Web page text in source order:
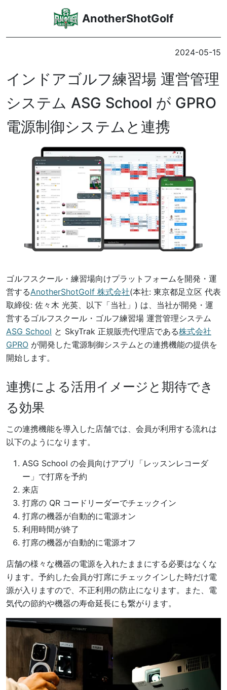
AnotherShotGolf
2024-05-15
インドアゴルフ練習場 運営管理
システム ASG School が GPRO
電源制御システムと連携
ゴルフスクール・練習場向けプラットフォームを開発・運
営するAnotherShotGolf 株式会社(本社: 東京都足立区 代表
取締役: 佐々木 光英、以下「当社」) は、当社が開発・運
営するゴルフスクール・ゴルフ練習場 運営管理システム
ASG School と SkyTrak 正規販売代理店である株式会社
GPRO が開発した電源制御システムとの連携機能の提供を
開始します。
連携による活用イメージと期待でき
る効果
この連携機能を導入した店舗では、会員が利用する流れは
以下のようになります。
ASG School の会員向けアプリ「レッスンレコーダ
ー」で打席を予約
来店
打席の QR コードリーダーでチェックイン
打席の機器が自動的に電源オン
利用時間が終了
打席の機器が自動的に電源オフ
店舗の様々な機器の電源を入れたままにする必要はなくな
ります。予約した会員が打席にチェックインした時だけ電
源が入りますので、不正利用の防止になります。また、電
気代の節約や機器の寿命延長にも繋がります。